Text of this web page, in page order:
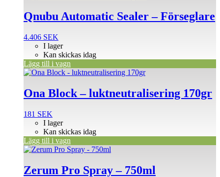
Qnubu Automatic Sealer – Förseglare
4.406 SEK
I lager
Kan skickas idag
Lägg till i vagn
Ona Block – luktneutralisering 170gr
181 SEK
I lager
Kan skickas idag
Lägg till i vagn
Zerum Pro Spray – 750ml